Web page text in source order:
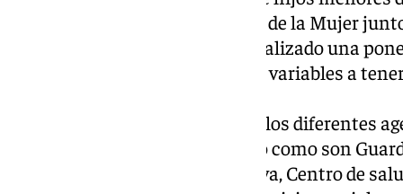
de género del Instituto Andaluz de la Mujer
Social por la Igualdad, que ha realizado una
víctimas de violencia de género, variables a
También han estado presentes los diferentes
víctimas de Violencia de Género como son
Subdelegación del Gobierno, Sava, Centro de